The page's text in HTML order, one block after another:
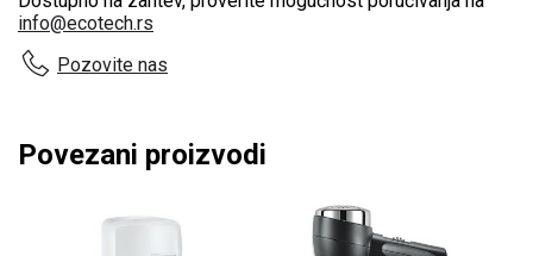
info@ecotech.rs
Pozovite nas
Povezani proizvodi